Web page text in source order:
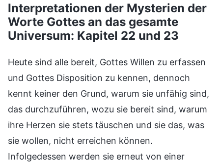
Interpretationen der Mysterien der
Worte Gottes an das gesamte
Universum: Kapitel 22 und 23
Heute sind alle bereit, Gottes Willen zu erfassen
und Gottes Disposition zu kennen, dennoch
kennt keiner den Grund, warum sie unfähig sind,
das durchzuführen, wozu sie bereit sind, warum
ihre Herzen sie stets täuschen und sie das, was
sie wollen, nicht erreichen können.
Infolgedessen werden sie erneut von einer